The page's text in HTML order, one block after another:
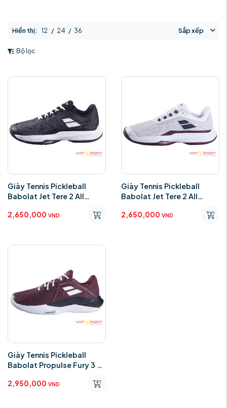
Hiển thị: 12 / 24 / 36 Sắp xếp
Bộ lọc
Giày Tennis Pickleball
Babolat Jet Tere 2 All
3A0S25A649-2001
2,650,000 VND
Giày Tennis Pickleball
Babolat Jet Tere 2 All
2,650,000 VND
Giày Tennis Pickleball
Babolat Propulse Fury 3 All
2,950,000 VND